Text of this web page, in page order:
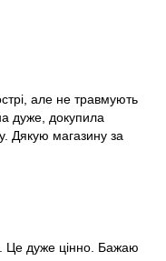
але не травмують
дуже, докупила
Дякую магазину за
Це дуже цінно. Бажаю